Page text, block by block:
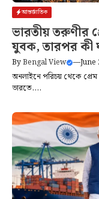
আন্তর্জাতিক
ভারতীয় তরুণীর
যুবক, তারপর কী
ByBengal View —June
অনলাইনে পরিচয় থেকে
ভারতে....